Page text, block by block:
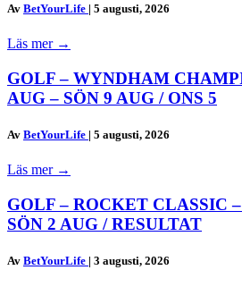
Av BetYourLife | 5 augusti, 2026
Läs mer →
GOLF – WYNDHAM
AUG – SÖN 9 AUG / ONS 5
Av BetYourLife | 5 augusti, 2026
Läs mer →
GOLF – ROCKET CLASSIC
SÖN 2 AUG / RESULTAT
Av BetYourLife | 3 augusti, 2026